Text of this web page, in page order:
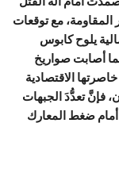
المقاومة، مع توقعات
يلوح كابوس
أصابت صواريخ
الاقتصادية
فإنَّ تعدُّدَ الجبهات
أمام ضغط المعارك